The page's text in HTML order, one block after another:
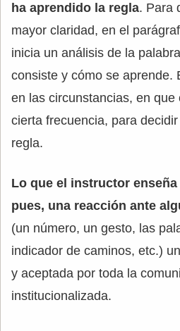
ha aprendido la regla. Para
mayor claridad, en el
inicia un análisis de la
consiste y cómo se aprende.
en las circunstancias, en que
cierta frecuencia, para
regla.
Lo que el instructor
pues, una reacción ante
(un número, un gesto, las
indicador de caminos, etc.)
y aceptada por toda la
institucionalizada.